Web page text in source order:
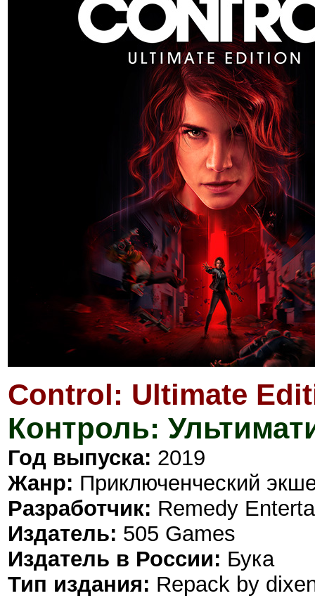
Control: Ultimate
Контроль:
Год выпуска: 2019
Жанр: Приключенческий
Разработчик: Remedy
Издатель: 505 Games
Издатель в России: Бука
Тип издания: Repack by